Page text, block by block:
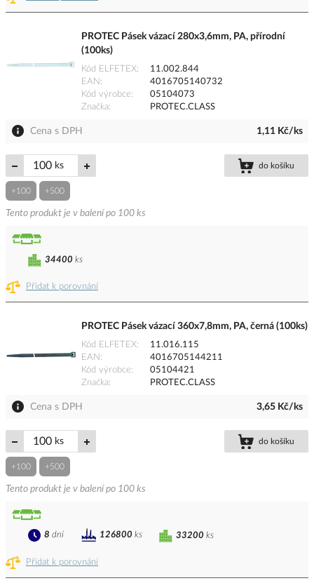
PROTEC Pásek vázací 280x3,6mm, PA, přírodní
(100ks)
Kód ELFETEX
11.002.844
EAN
4016705140732
Kód výrobce
05104073
Značka
PROTEC.CLASS
Cena s DPH 1,11 Kč/ks
ks do košíku
+100 +500
Tento produkt je v balení po 100 ks
Přidat k porovnání
34400 ks
PROTEC Pásek vázací 360x7,8mm, PA, černá (100ks)
Kód ELFETEX
11.016.115
EAN
4016705144211
Kód výrobce
05104421
Značka
PROTEC.CLASS
Cena s DPH 3,65 Kč/ks
ks do košíku
+100 +500
Tento produkt je v balení po 100 ks
Přidat k porovnání
33200 ks
8 dní 126800 ks